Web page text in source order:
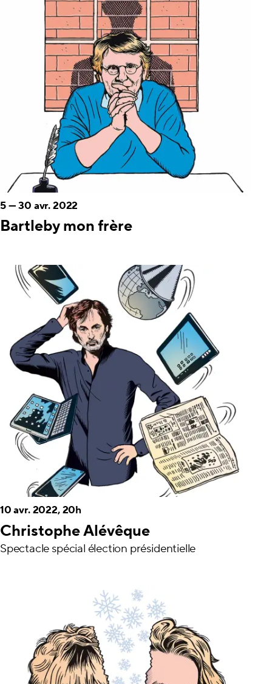
Bartleby mon frère
5—30 avr. 2022
Christophe Alévêque
10 avr. 2022, 20h
Spectacle spécial élection présidentielle